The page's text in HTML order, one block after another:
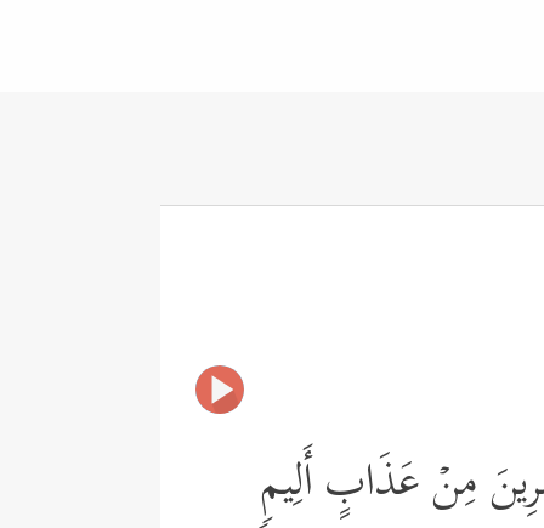
مِنۡ عَذَابٍ أَلِیمࣲ